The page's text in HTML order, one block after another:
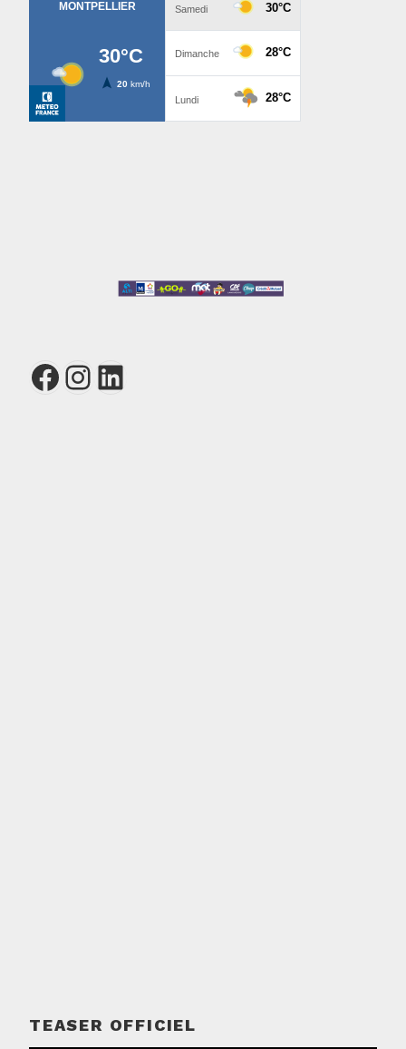
Facebook
Instagram
LinkedIn
TEASER OFFICIEL